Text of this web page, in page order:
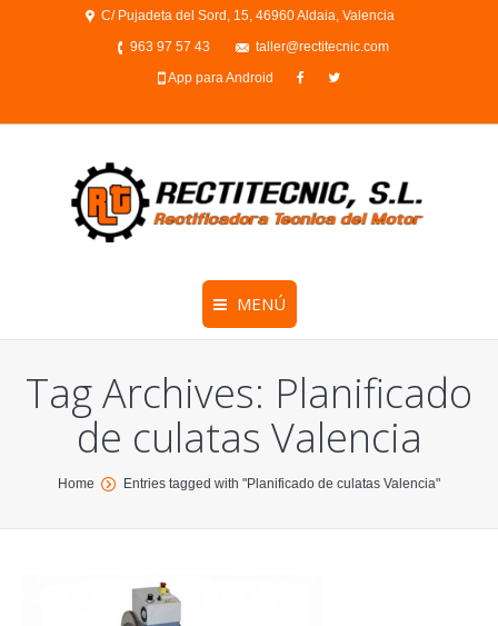
C/ Pujadeta del Sord, 15, 46960 Aldaia, Valencia
963 97 57 43
taller@rectitecnic.com
App para Android
MENÚ
Tag Archives: Planificado
de culatas Valencia
You are here:
Home Entries tagged with "Planificado de culatas Valencia"